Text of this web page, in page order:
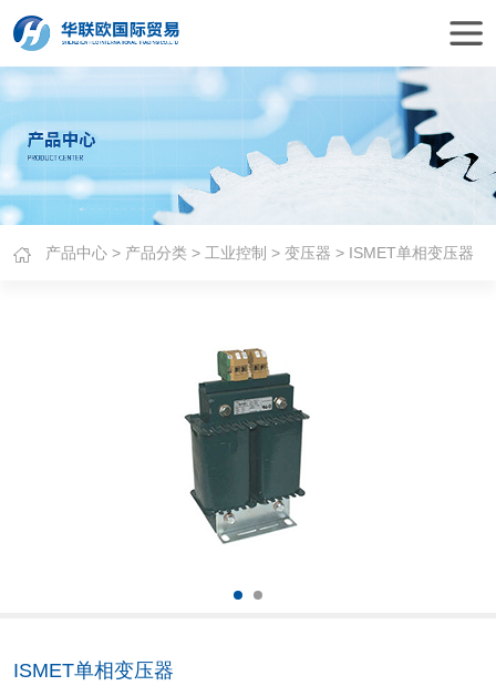
产品中心 > 产品分类 >工业控制 >变压器 > ISMET单相变压器
ISMET单相变压器